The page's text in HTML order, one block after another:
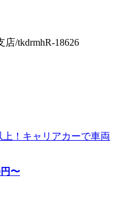
/tkdrmhR-18626
！キャリアカーで車両
円〜